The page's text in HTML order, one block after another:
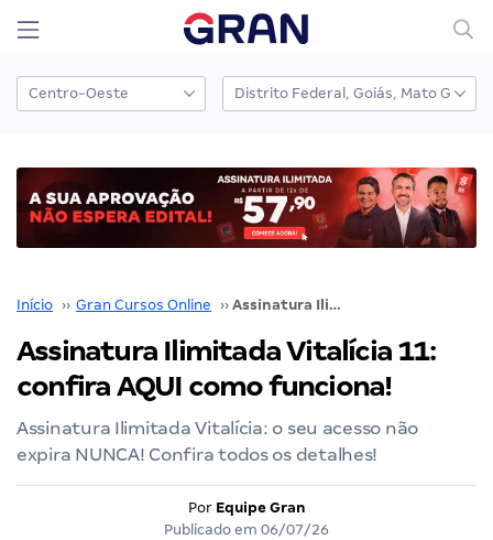
Início ›› Gran Cursos Online ›› Assinatura Ilimitada Vitalícia 11: confira AQUI como funciona!
Assinatura Ilimitada Vitalícia 11:
confira AQUI como funciona!
Assinatura Ilimitada Vitalícia: o seu acesso não
expira NUNCA! Confira todos os detalhes!
Por Equipe Gran
Publicado em 06/07/26